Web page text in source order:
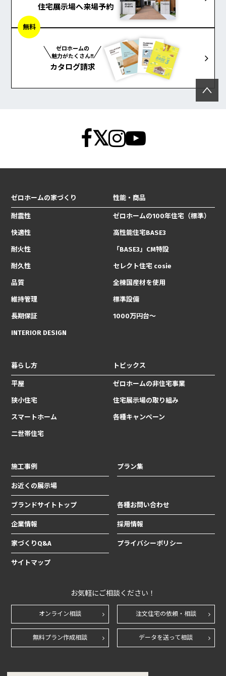
住宅展示場へ来場予約
ゼロホームの
魅力がたくさん!!
カタログ請求
無料
ゼロホームの家づくり
耐震性
快適性
耐火性
耐久性
品質
維持管理
長期保証
INTERIOR DESIGN
性能・商品
ゼロホームの100年住宅（標準）
高性能住宅BASE3
「BASE3」CM特設
セレクト住宅 cosie
全棟国産材を使用
標準設備
1000万円台〜
暮らし方
平屋
狭小住宅
スマートホーム
二世帯住宅
トピックス
ゼロホームの非住宅事業
住宅展示場の取り組み
各種キャンペーン
施工事例 プラン集
お近くの展示場
ブランドサイトトップ 各種お問い合わせ
企業情報 採用情報
家づくりQ&A プライバシーポリシー
サイトマップ
お気軽にご相談ください！
オンライン相談 注文住宅の依頼・相談
無料プラン作成相談 データを送って相談